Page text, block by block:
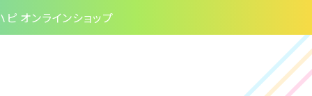
ピ オンラインショップ